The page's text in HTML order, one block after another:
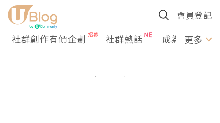
會員登記
社群創作有價企劃 社群熱話 成為U更多